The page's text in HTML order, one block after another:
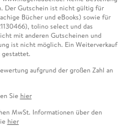
Der Gutschein ist nicht gültig für
Bücher und eBooks) sowie für
tolino select und das
mit anderen Gutscheinen und
ist nicht möglich. Ein Weiterverkauf
gestattet.
aufgrund der großen Zahl an
Sie hier
MwSt. Informationen über den
hier